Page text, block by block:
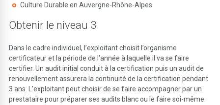
Culture Durable en Auvergne-Rhône-Alpes
Obtenir le niveau 3
Dans le cadre individuel, l’exploitant choisit l’organisme
certificateur et la période de l’année à laquelle il va se faire
certifier. Un audit initial conduit à la certification puis un audit de
renouvellement assurera la continuité de la certification pendant
3 ans. L’exploitant peut choisir de se faire accompagner par un
prestataire pour préparer ses audits blanc ou le faire soi-même.